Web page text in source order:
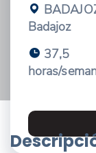
Badajoz
37,5
horas/